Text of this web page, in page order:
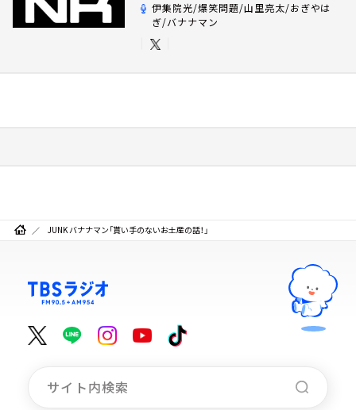
伊集院光/爆笑問題/山里亮太/おぎやは
ぎ/バナナマン
JUNK バナナマン「貰い手のないお土産の話！」